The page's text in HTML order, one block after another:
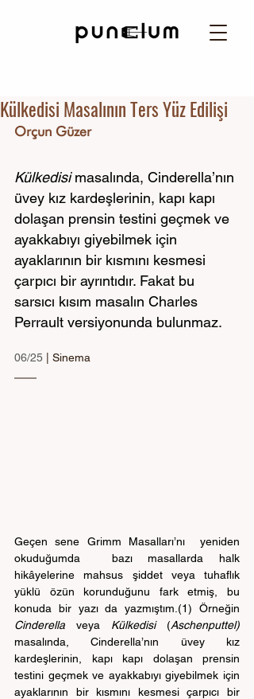
Külkedisi Masalının Ters Yüz Edilişi
Orçun Güzer
Külkedisi masalında, Cinderella’nın
üvey kız kardeşlerinin, kapı kapı
dolaşan prensin testini geçmek ve
ayakkabıyı giyebilmek için
ayaklarının bir kısmını kesmesi
çarpıcı bir ayrıntıdır. Fakat bu
sarsıcı kısım masalın Charles
Perrault versiyonunda bulunmaz.
06/25 | Sinema
Geçen sene Grimm Masalları’nı  yeniden
okuduğumda  bazı masallarda halk
hikâyelerine mahsus şiddet veya tuhaflık
yüklü özün korunduğunu fark etmiş, bu
Cinderella veya Külkedisi (Aschenputtel)
masalında, Cinderella’nın üvey kız
kardeşlerinin, kapı kapı dolaşan prensin
testini geçmek ve ayakkabıyı giyebilmek için
ayaklarının bir kısmını kesmesi çarpıcı bir